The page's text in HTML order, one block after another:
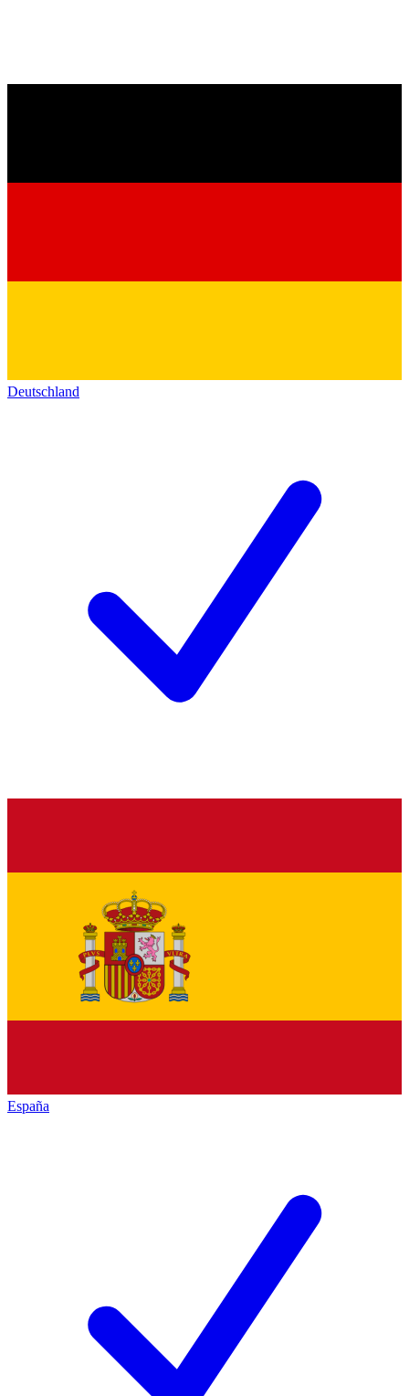
Deutschland
España